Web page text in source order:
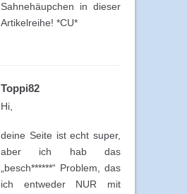
Sahnehäupchen in dieser
Artikelreihe! *CU*
Toppi82
Hi,
deine Seite ist echt super,
aber ich hab das
„besch******“ Problem, das
ich entweder NUR mit